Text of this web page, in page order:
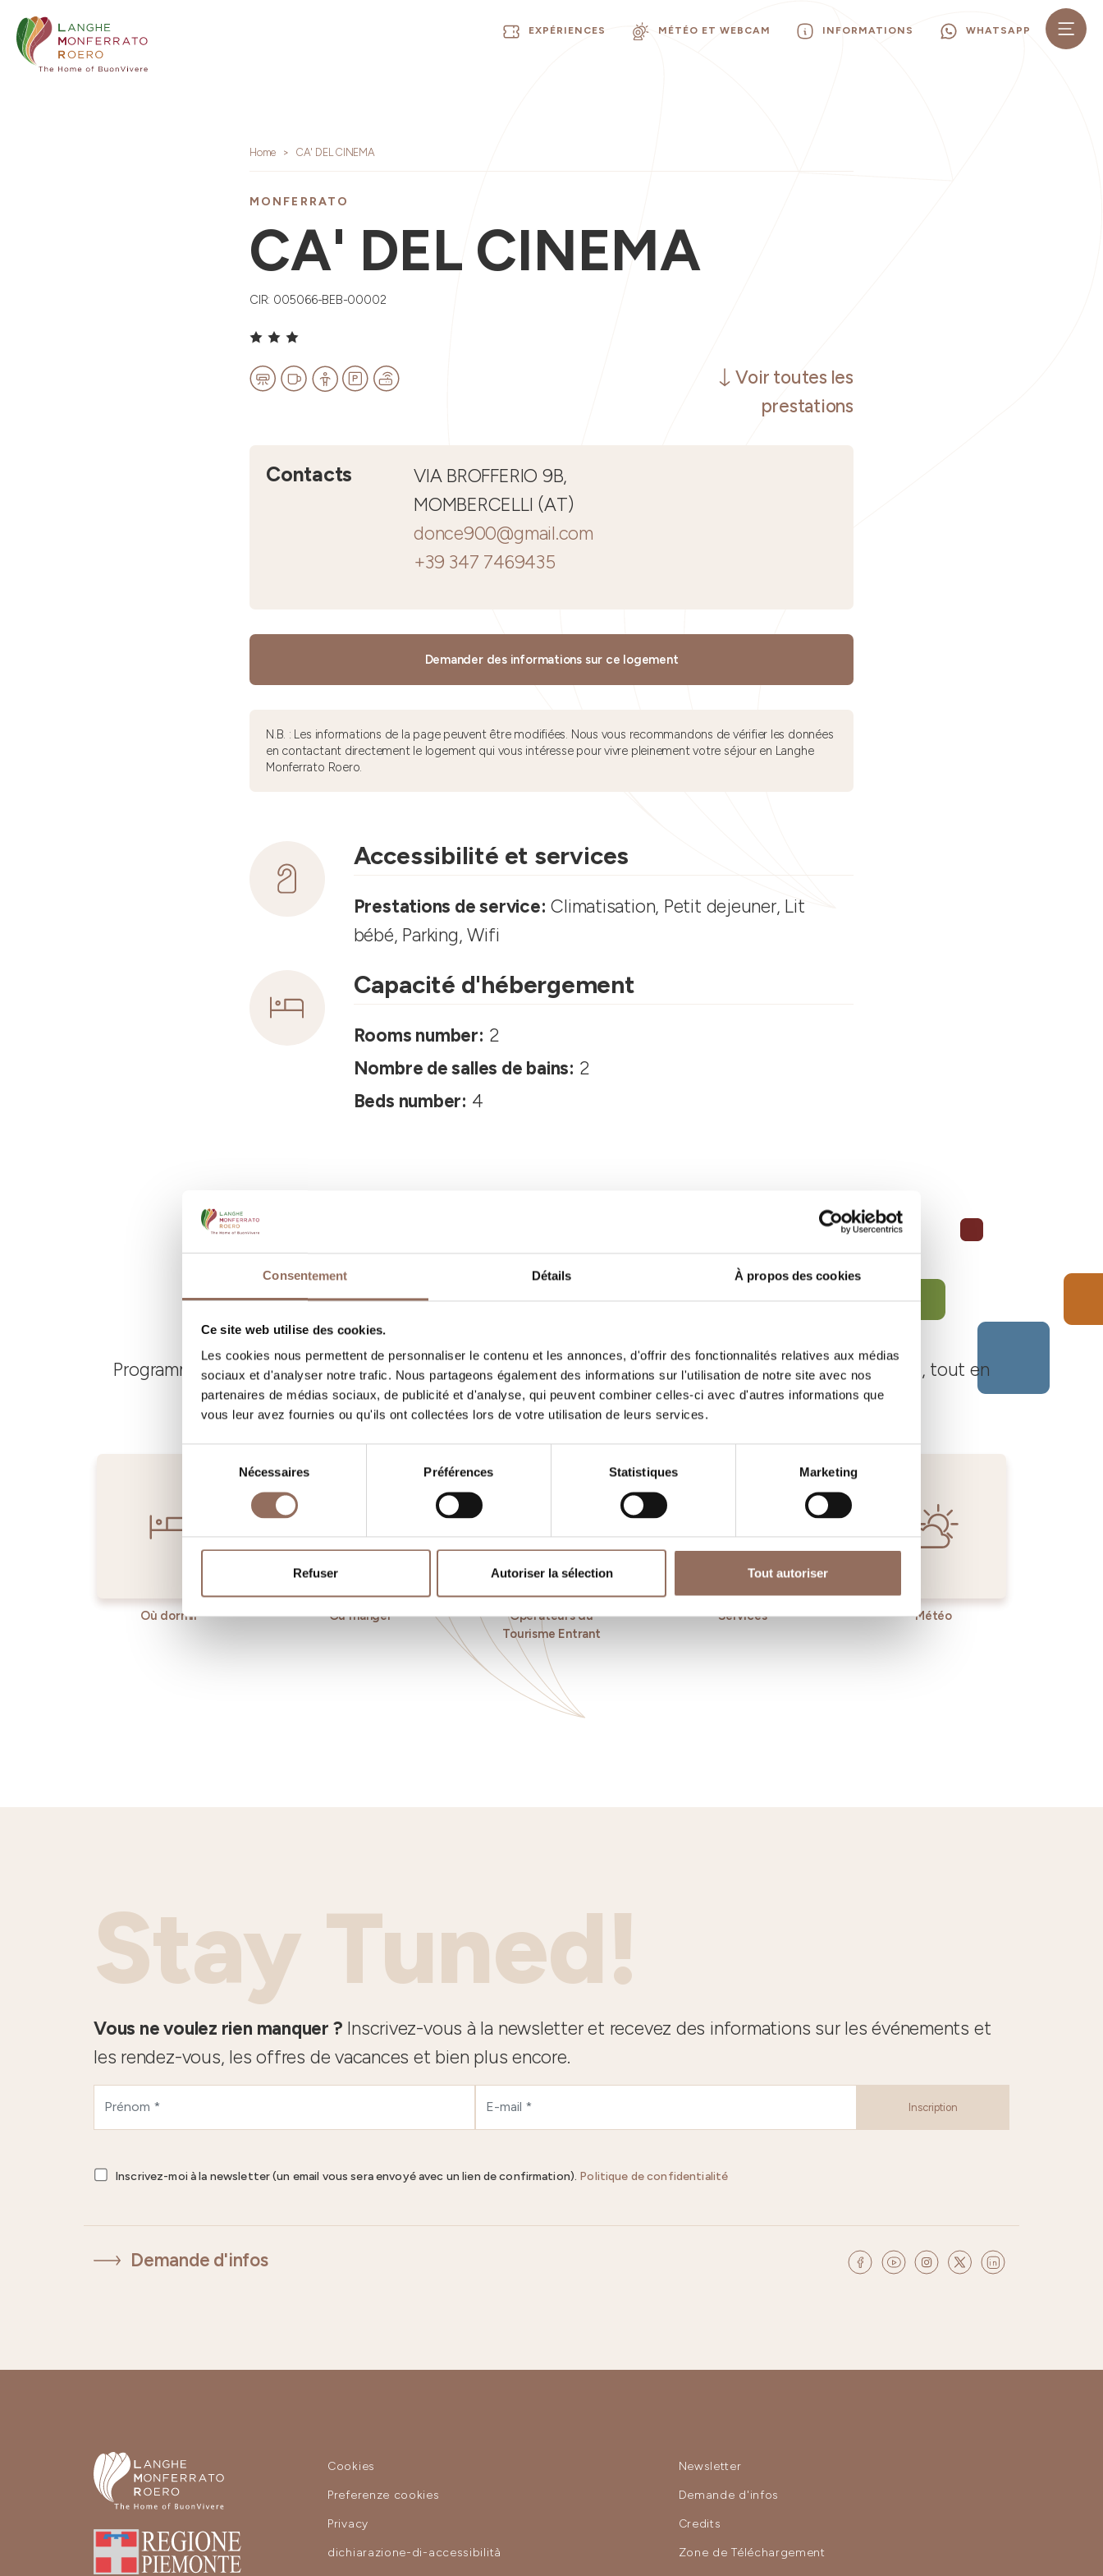
Consentement Détails À propos des cookies
Ce site web utilise des cookies.
Les cookies nous permettent de personnaliser le contenu et les annonces, d'offrir des fonctionnalités relatives aux médias
sociaux et d'analyser notre trafic. Nous partageons également des informations sur l'utilisation de notre site avec nos
partenaires de médias sociaux, de publicité et d'analyse, qui peuvent combiner celles-ci avec d'autres informations que
vous leur avez fournies ou qu'ils ont collectées lors de votre utilisation de leurs services.
consentement
Nécessaires Préférences Statistiques Marketing
Refuser Autoriser la sélection Tout autoriser
EXPÉRIENCES MÉTÉO ET WEBCAM INFORMATIONS WHATSAPP
Home CA' DEL CINEMA
MONFERRATO
CA' DEL CINEMA
CIR: 005066-BEB-00002
Voir toutes les
prestations
Contacts
VIA BROFFERIO 9B,
MOMBERCELLI (AT)
donce900@gmail.com
+39 347 7469435
Demander des informations sur ce logement
N.B. : Les informations de la page peuvent être modifiées. Nous vous recommandons de vérifier les données
en contactant directement le logement qui vous intéresse pour vivre pleinement votre séjour en Langhe
Monferrato Roero.
Accessibilité et services
Prestations de service: Climatisation, Petit dejeuner, Lit
bébé, Parking, Wifi
Capacité d'hébergement
Rooms number: 2
Nombre de salles de bains: 2
Beds number: 4
Programmez où dormir, où manger, quoi faire et visiter dans chaque coin de Langhe Monferrato Roero, tout en
gardant un œil sur la météo en temps réel
Où dormir Où manger
Operateurs du
Tourisme Entrant
Services Météo
Stay Tuned!
Vous ne voulez rien manquer ? Inscrivez-vous à la newsletter et recevez des informations sur les événements et
les rendez-vous, les offres de vacances et bien plus encore.
Inscription
Inscrivez-moi à la newsletter (un email vous sera envoyé avec un lien de confirmation). Politique de confidentialité
Demande d'infos
Cookies
Preferenze cookies
Privacy
dichiarazione-di-accessibilità
Newsletter
Demande d'infos
Credits
Zone de Téléchargement